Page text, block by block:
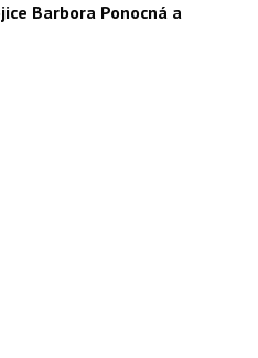
Barbora Ponocná a